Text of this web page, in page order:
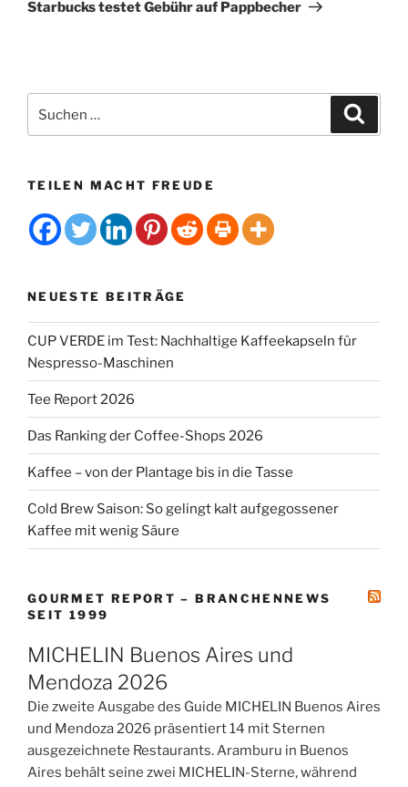
t
:
Starbucks testet Gebühr auf Pappbecher
nach:
TEILEN MACHT FREUDE
NEUESTE BEITRÄGE
CUP VERDE im Test: Nachhaltige Kaffeekapseln für
Nespresso-Maschinen
Tee Report 2026
Das Ranking der Coffee-Shops 2026
Kaffee – von der Plantage bis in die Tasse
Cold Brew Saison: So gelingt kalt aufgegossener
Kaffee mit wenig Säure
GOURMET REPORT – BRANCHENNEWS
SEIT 1999
MICHELIN Buenos Aires und
Mendoza 2026
Die zweite Ausgabe des Guide MICHELIN Buenos Aires
und Mendoza 2026 präsentiert 14 mit Sternen
ausgezeichnete Restaurants. Aramburu in Buenos
Aires behält seine zwei MICHELIN-Sterne, während